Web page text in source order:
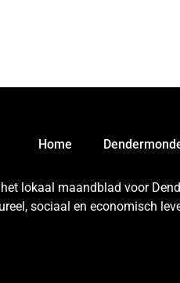
Home
lokaal maandblad voor
sociaal en economisch